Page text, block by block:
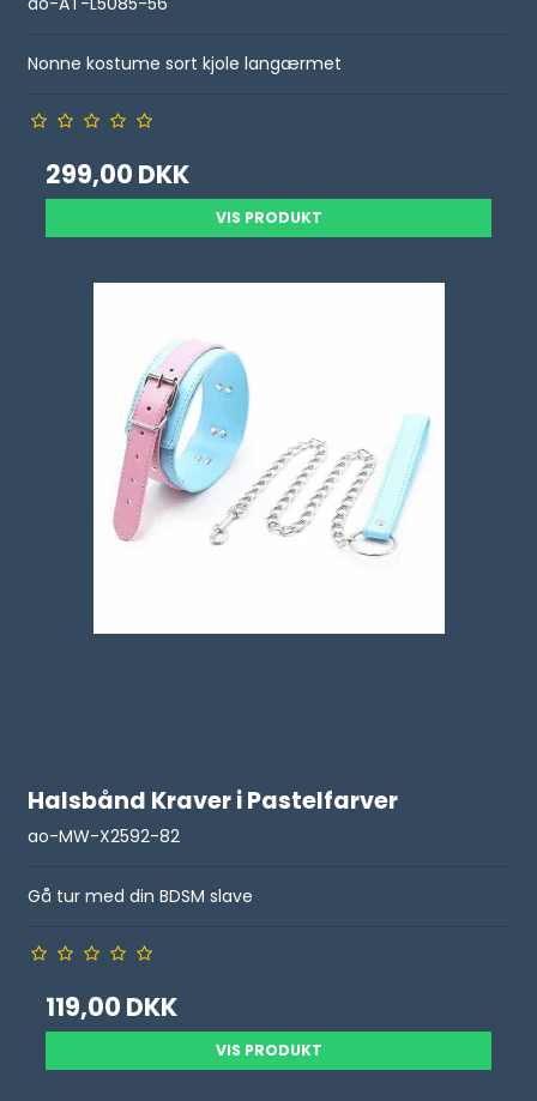
Nonne kostume sort kjole langærmet
299,00 DKK
VIS PRODUKT
Halsbånd Kraver i Pastelfarver
ao-MW-X2592-82
Gå tur med din BDSM slave
119,00 DKK
VIS PRODUKT